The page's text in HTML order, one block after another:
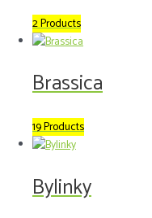
2 Products
Brassica
19 Products
Bylinky